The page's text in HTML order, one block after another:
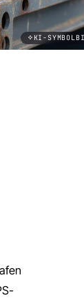
KI-